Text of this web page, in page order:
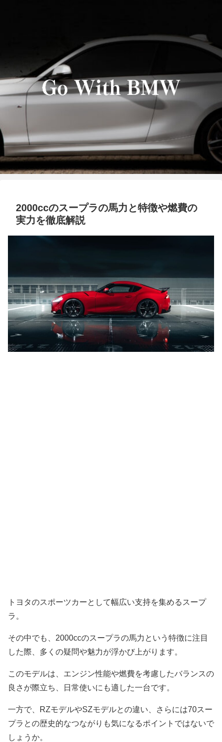
2000ccのスープラの馬力と特徴や燃費の
実力を徹底解説
トヨタのスポーツカーとして幅広い支持を集めるスープ
ラ。
その中でも、2000ccのスープラの馬力という特徴に注目
した際、多くの疑問や魅力が浮かび上がります。
このモデルは、エンジン性能や燃費を考慮したバランスの
良さが際立ち、日常使いにも適した一台です。
一方で、RZモデルやSZモデルとの違い、さらには70スー
プラとの歴史的なつながりも気になるポイントではないで
しょうか。